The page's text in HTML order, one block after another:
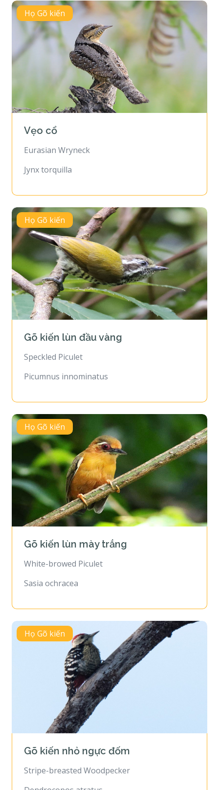
Họ Gõ kiến
Vẹo cổ
Eurasian Wryneck
Jynx torquilla
Họ Gõ kiến
Gõ kiến lùn đầu vàng
Speckled Piculet
Picumnus innominatus
Họ Gõ kiến
Gõ kiến lùn mày trắng
White-browed Piculet
Sasia ochracea
Họ Gõ kiến
Gõ kiến nhỏ ngực đốm
Stripe-breasted Woodpecker